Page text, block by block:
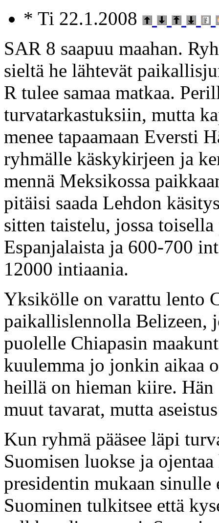
* Ti 22.1.2008
SAR 8 saapuu maahan.
sieltä he lähtevät
R tulee samaa matkaa.
turvatarkastuksiin, mutta
menee tapaamaan Eversti
ryhmälle käskykirjeen ja
mennä Meksikossa
pitäisi saada Lehdon
sitten taistelu, jossa
Espanjalaista ja 600-700
12000 intiaania.
Yksikölle on varattu lento
paikallislennolla Belizeen,
puolelle Chiapasin
kuulemma jo jonkin aikaa
heillä on hieman kiire. Hän
muut tavarat, mutta
Kun ryhmä pääsee läpi
Suomisen luokse ja
presidentin mukaan sinulle
Suominen tulkitsee että